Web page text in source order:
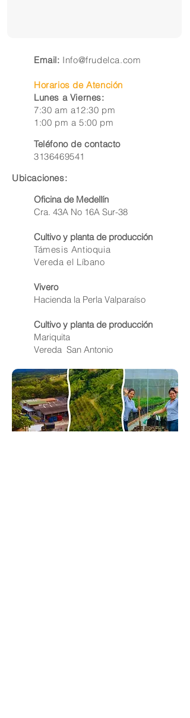
Email: Info@frudelca.com
Horarios de Atención
Lunes a Viernes:
7:30 am a12:30 pm
1:00 pm a 5:00 pm
Teléfono de contacto
3136469541
Ubicaciones:
Oficina de Medellín
Cra. 43A No 16A Sur-38
Cultivo y planta de producción
Támesis Antioquia
Vereda el Líbano
Vivero
Hacienda la Perla Valparaíso
Cultivo y planta de producción
Mariquita
Vereda San Antonio